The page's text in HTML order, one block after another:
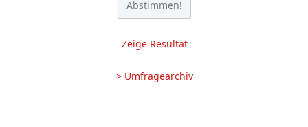
Zeige Resultat
> Umfragearchiv